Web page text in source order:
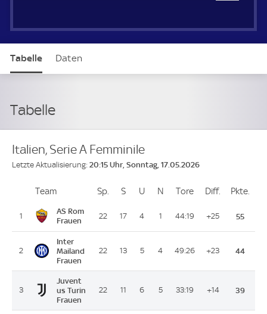
Tabelle Daten
Tabelle
Italien, Serie A Femminile
Letzte Aktualisierung: 20:15 Uhr, Sonntag, 17.05.2026
PlatzTeam Sp. Spiele
S Siege
U Unentschieden
N Niederlagen
Tore ToreDiff. Differenz
Pkte.
1
AS Rom
Frauen
22 17 4 1 44:19 +25 55
2
Inter
Mailand
Frauen
22 13 5 4 49:26 +23 44
3
Juvent
us Turin
Frauen
22 11 6 5 33:19 +14 39